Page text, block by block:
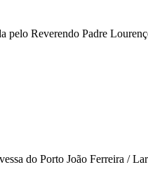
pelo Reverendo Padre
do Porto João Ferreira /